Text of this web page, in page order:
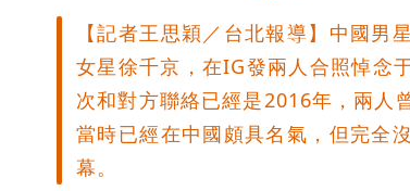
【記者王思穎／台北報導】中國
女星徐千京，在IG發兩人合照悼念
次和對方聯絡已經是2016年，兩人
當時已經在中國頗具名氣，但完全
幕。